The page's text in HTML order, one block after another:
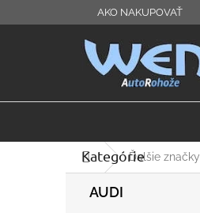
AKO NAKUPOVAŤ
DomovĎalšie značky
Preskočiť
kategórie
Kategórie
AUDI